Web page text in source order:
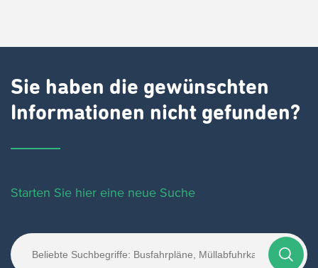
Sie haben die gewünschten
Informationen nicht gefunden?
Starten Sie hier eine neue Suche